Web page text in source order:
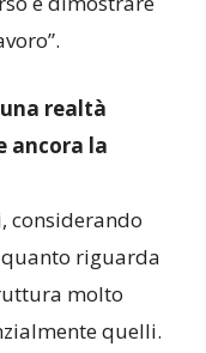
realtà
ancora la
considerando
riguarda
molto
quelli.